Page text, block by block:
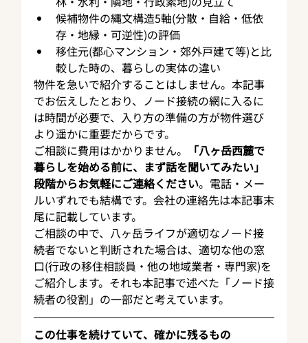
候補物件の縄文構造5軸(分散・自給・低依
存・地縁・可逆性)の評価
移住元(都心マンション・郊外戸建て等)と比
較した時の、暮らしの実体の違い
物件を急いで紹介することはしません。本記事
でお伝えしたとおり、ノード接続の網に入るに
は時間が必要で、入り方の準備の方が物件選び
より遥かに重要だからです。
ご相談に費用はかかりません。
「八ヶ岳西麓で
暮らしを始める前に、まず話を聞いてみたい」
段階からお気軽にご連絡ください。電話・メー
ルいずれでも結構です。会社の連絡先は本記事末
尾に記載しています。
ご相談の中で、八ヶ岳ライフが適切なノード接
続者でないと判断された場合は、適切な他の窓
口(行政の移住相談員・他の地域業者・専門家)を
ご紹介します。それも本記事で述べた「ノード接
続者の役割」の一部だと考えています。
この仕事を続けていて、確かに残るもの